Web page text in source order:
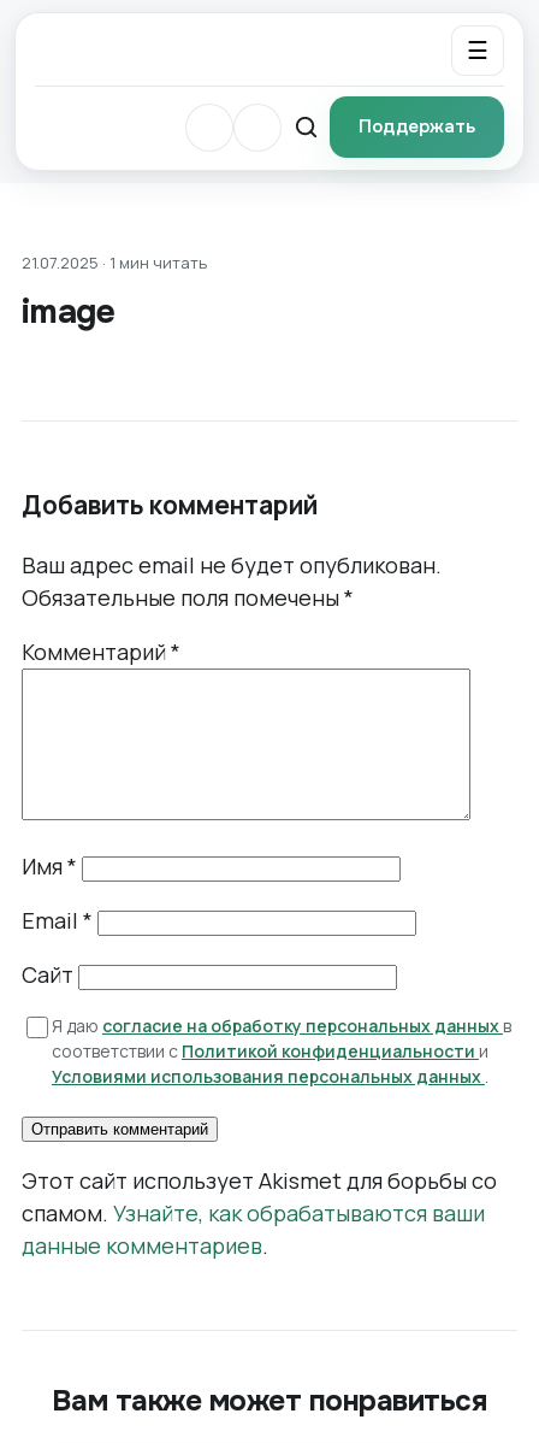
☰
Поддержать
21.07.2025 · 1 мин читать
image
Добавить комментарий
Ваш адрес email не будет опубликован.
Обязательные поля помечены*
Комментарий*
Имя*
Email *
Сайт
Я даю согласие на обработку персональных данных в
соответствии с Политикой конфиденциальности и
Условиями использования персональных данных .
Этот сайт использует Akismet для борьбы со
спамом. Узнайте, как обрабатываются ваши
данные комментариев.
Вам также может понравиться